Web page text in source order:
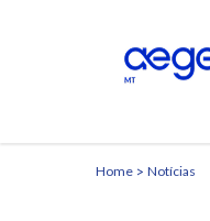
Home Notícias